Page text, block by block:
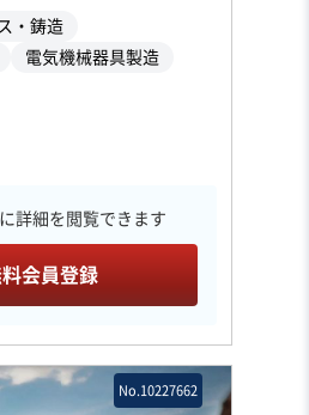
・鋳造
電気機械器具製造
詳細を閲覧できます
会員登録
No.10227662